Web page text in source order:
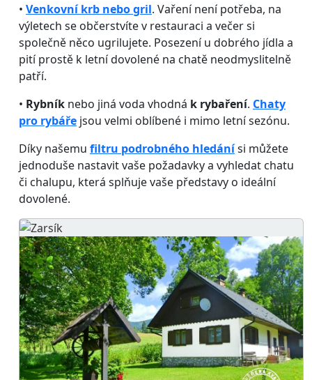
• Venkovní krb nebo gril. Vaření není potřeba, na
výletech se občerstvíte v restauraci a večer si
společně něco ugrilujete. Posezení u dobrého jídla a
pití prostě k letní dovolené na chatě neodmyslitelně
patří.
• Rybník nebo jiná voda vhodná k rybaření. Chaty
pro rybáře jsou velmi oblíbené i mimo letní sezónu.
Díky našemu filtru podrobného hledánísi můžete
jednoduše nastavit vaše požadavky a vyhledat chatu
či chalupu, která splňuje vaše představy o ideální
dovolené.